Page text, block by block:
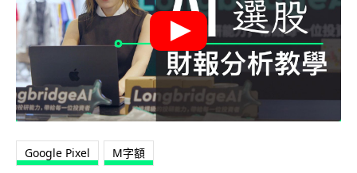
Google Pixel M字額